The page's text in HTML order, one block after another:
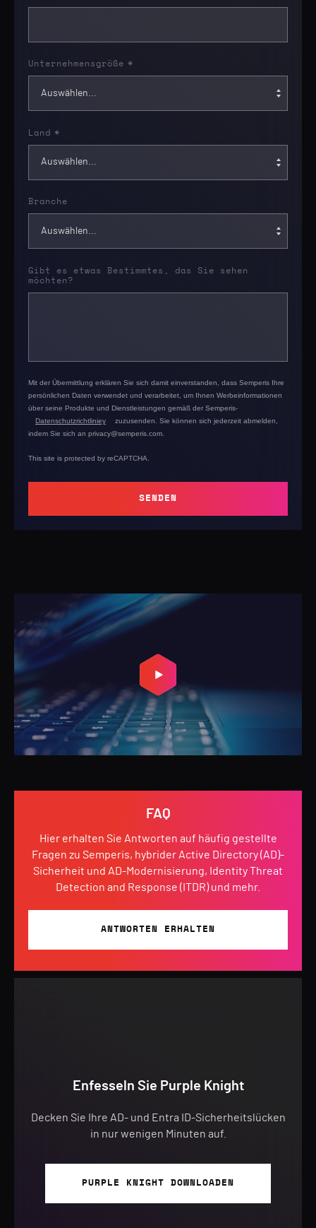
*
Unternehmensgröße
*
Land
Branche
Gibt es etwas Bestimmtes, das Sie sehen
möchten?
Mit der Übermittlung erklären Sie sich damit einverstanden, dass Semperis Ihre
persönlichen Daten verwendet und verarbeitet, um Ihnen Werbeinformationen
über seine Produkte und Dienstleistungen gemäß der Semperis-
Datenschutzrichtliniey
zuzusenden. Sie können sich jederzeit abmelden
indem Sie sich an privacy@semperis.com.
This site is protected by reCAPTCHA.
SENDEN
FAQ
Hier erhalten Sie Antworten auf häufig gestellte
Fragen zu Semperis, hybrider Active Directory (AD)-
Sicherheit und AD-Modernisierung, Identity Threat
Detection and Response (ITDR) und mehr.
ANTWORTEN ERHALTEN
Enfesseln Sie Purple Knight
Decken Sie Ihre AD- und Entra ID-Sicherheitslücken
in nur wenigen Minuten auf.
PURPLE KNIGHT DOWNLOADEN